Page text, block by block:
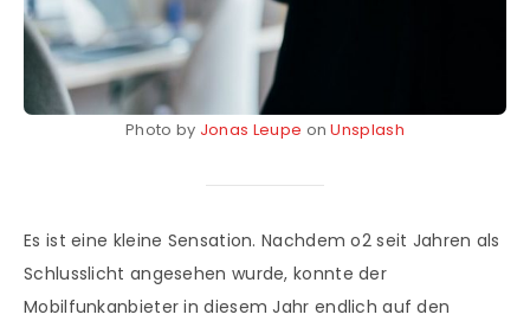
Photo by Jonas Leupe onUnsplash
Es ist eine kleine Sensation. Nachdem o2 seit Jahren als
Schlusslicht angesehen wurde, konnte der
Mobilfunkanbieter in diesem Jahr endlich auf den